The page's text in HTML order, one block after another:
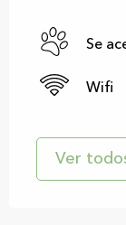
Se
Wifi
Ver